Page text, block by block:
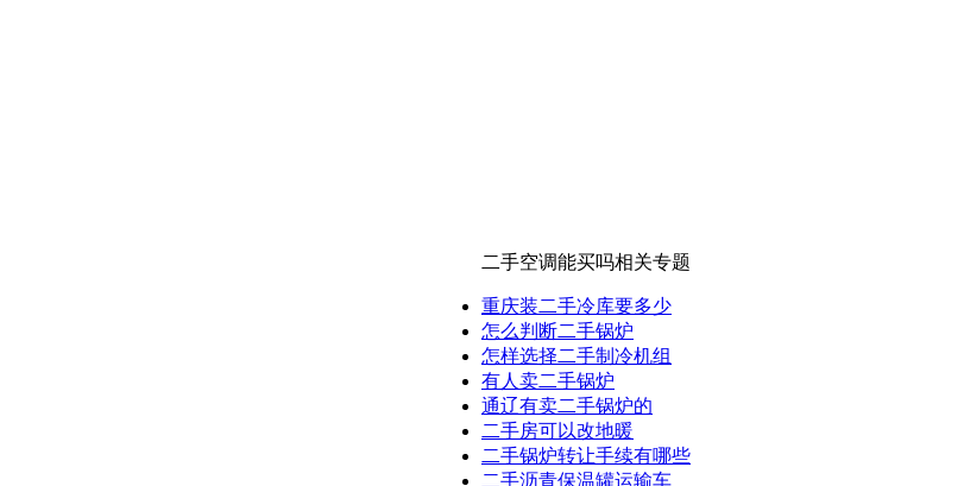
二手空调能买吗相关专题
重庆装二手冷库要多少
怎么判断二手锅炉
怎样选择二手制冷机组
有人卖二手锅炉
通辽有卖二手锅炉的
二手房可以改地暖
二手锅炉转让手续有哪些
二手沥青保温罐运输车